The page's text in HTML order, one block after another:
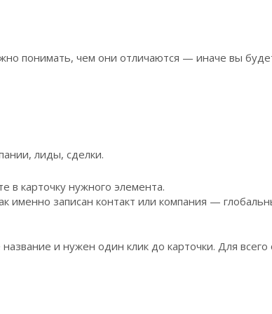
понимать, чем они отличаются — иначе вы
лиды, сделки.
в карточку нужного элемента.
именно записан контакт или компания —
и нужен один клик до карточки. Для всего